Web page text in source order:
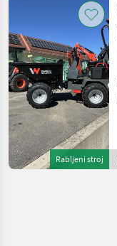
Rabljeni stroj